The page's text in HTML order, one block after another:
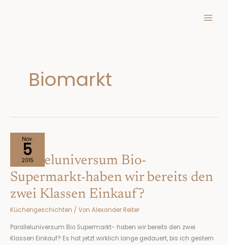
Biomarkt
Nov.
5
2015
Paralleluniversum Bio-
Supermarkt-haben wir bereits den
zwei Klassen Einkauf?
Küchengeschichten / Von Alexander Reiter
Paralleluniversum Bio Supermarkt- haben wir bereits den zwei
Klassen Einkauf? Es hat jetzt wirklich lange gedauert, bis ich gestern
Paralleluniversum
Supermarkt-
haben
wir
bereits
Klassen
Einkauf?